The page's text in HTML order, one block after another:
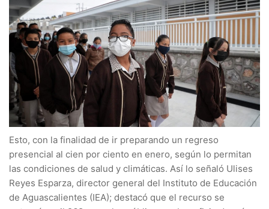
Esto, con la finalidad de ir preparando un regreso
presencial al cien por ciento en enero, según lo permitan
las condiciones de salud y climáticas. Así lo señaló Ulises
Reyes Esparza, director general del Instituto de Educación
de Aguascalientes (IEA); destacó que el recurso se